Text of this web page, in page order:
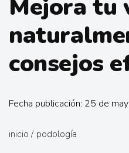
Mejora tu
consejos
Fecha publicación: 25 de
inicio / podología